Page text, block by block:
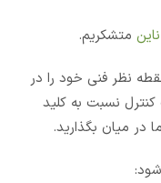
متشکریم.
نظر فنی خود را در
نسبت به کلید
در میان بگذارید.